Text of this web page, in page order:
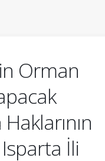
Orman
İli